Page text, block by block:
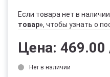
Если товара нет в
товар», чтобы узнать о
Цена: 469.00
Нет в наличии